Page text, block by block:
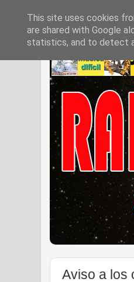
Aviso a los
This site uses cookies
are shared with Google
statistics, and to detect